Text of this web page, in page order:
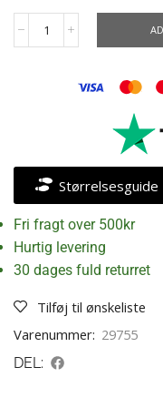
Størrelsesguide
Fri fragt over 500kr
Hurtig levering
30 dages fuld returret
Tilføj til ønskeliste
Varenummer: 29755
DEL: